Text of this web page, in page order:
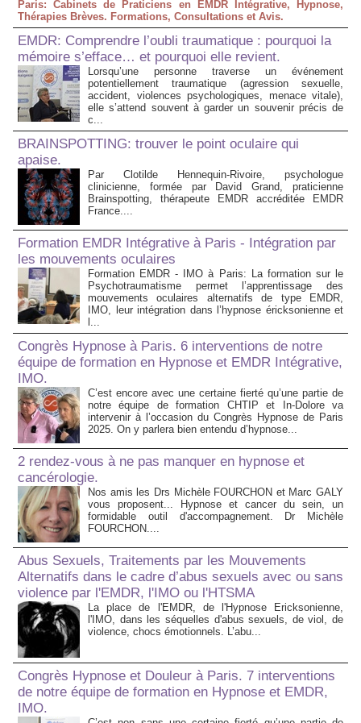
Paris: Cabinets de Praticiens en EMDR Intégrative, Hypnose,
Thérapies Brèves. Formations, Consultations et Avis.
EMDR: Comprendre l’oubli traumatique : pourquoi la
mémoire s’efface… et pourquoi elle revient.
Lorsqu’une personne traverse un événement
potentiellement traumatique (agression sexuelle,
accident, violences psychologiques, menace vitale),
elle s’attend souvent à garder un souvenir précis de
c...
BRAINSPOTTING: trouver le point oculaire qui
apaise.
Par Clotilde Hennequin-Rivoire, psychologue
clinicienne, formée par David Grand, praticienne
Brainspotting, thérapeute EMDR accréditée EMDR
France....
Formation EMDR Intégrative à Paris - Intégration par
les mouvements oculaires
Formation EMDR - IMO à Paris: La formation sur le
Psychotraumatisme permet l’apprentissage des
mouvements oculaires alternatifs de type EMDR,
IMO, leur intégration dans l’hypnose éricksonienne et
l...
Congrès Hypnose à Paris. 6 interventions de notre
équipe de formation en Hypnose et EMDR Intégrative,
IMO.
C’est encore avec une certaine fierté qu’une partie de
notre équipe de formation CHTIP et In-Dolore va
intervenir à l’occasion du Congrès Hypnose de Paris
2025. On y parlera bien entendu d’hypnose...
2 rendez-vous à ne pas manquer en hypnose et
cancérologie.
Nos amis les Drs Michèle FOURCHON et Marc GALY
vous proposent... Hypnose et cancer du sein, un
formidable outil d'accompagnement. Dr Michèle
FOURCHON....
Abus Sexuels, Traitements par les Mouvements
Alternatifs dans le cadre d’abus sexuels avec ou sans
violence par l'EMDR, l'IMO ou l'HTSMA
La place de l'EMDR, de l'Hypnose Ericksonienne,
l'IMO, dans les séquelles d'abus sexuels, de viol, de
violence, chocs émotionnels. L’abu...
Congrès Hypnose et Douleur à Paris. 7 interventions
de notre équipe de formation en Hypnose et EMDR,
IMO.